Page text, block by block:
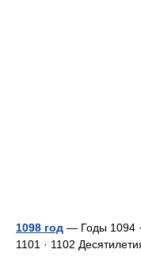
1098 год — Годы 1094 ·
1101 · 1102